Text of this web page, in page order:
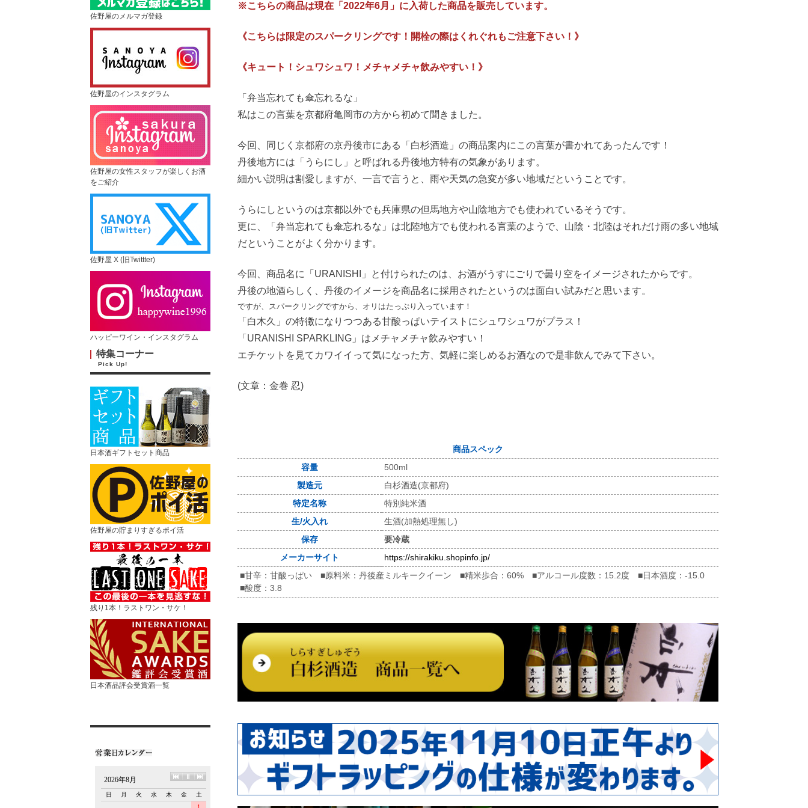
佐野屋のメルマガ登録
佐野屋のインスタグラム
佐野屋の女性スタッフが楽しくお酒
をご紹介
佐野屋 X (旧Twittter)
ハッピーワイン・インスタグラム
特集コーナー
Pick Up!
日本酒ギフトセット商品
佐野屋の貯まりすぎるポイ活
残り1本！ラストワン・サケ！
日本酒品評会受賞酒一覧
※こちらの商品は現在「2022年6月」に入荷した商品を販売しています。
《こちらは限定のスパークリングです！開栓の際はくれぐれもご注意下さい！》
《キュート！シュワシュワ！メチャメチャ飲みやすい！》
「弁当忘れても傘忘れるな」
私はこの言葉を京都府亀岡市の方から初めて聞きました。
今回、同じく京都府の京丹後市にある「白杉酒造」の商品案内にこの言葉が書かれてあったんです！
丹後地方には「うらにし」と呼ばれる丹後地方特有の気象があります。
細かい説明は割愛しますが、一言で言うと、雨や天気の急変が多い地域だということです。
うらにしというのは京都以外でも兵庫県の但馬地方や山陰地方でも使われているそうです。
更に、「弁当忘れても傘忘れるな」は北陸地方でも使われる言葉のようで、山陰・北陸はそれだけ雨の多い地域
だということがよく分かります。
今回、商品名に「URANISHI」と付けられたのは、お酒がうすにごりで曇り空をイメージされたからです。
丹後の地酒らしく、丹後のイメージを商品名に採用されたというのは面白い試みだと思います。
ですが、スパークリングですから、オリはたっぷり入っています！
「白木久」の特徴になりつつある甘酸っぱいテイストにシュワシュワがプラス！
「URANISHI SPARKLING」はメチャメチャ飲みやすい！
エチケットを見てカワイイって気になった方、気軽に楽しめるお酒なので是非飲んでみて下さい。
(文章：金巻 忍)
商品スペック
容量
500ml
製造元
白杉酒造(京都府)
特定名称
特別純米酒
生/火入れ
生酒(加熱処理無し)
保存
要冷蔵
メーカーサイト
https://shirakiku.shopinfo.jp/
■甘辛：甘酸っぱい ■原料米：丹後産ミルキークイーン ■精米歩合：60% ■アルコール度数：15.2度 ■日本酒度：-15.0
■酸度：3.8